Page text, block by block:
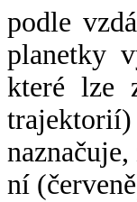
podle
planetky
které lze
ní